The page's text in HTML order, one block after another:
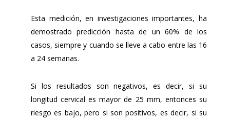
Esta medición, en investigaciones importantes, ha
demostrado predicción hasta de un 60% de los
casos, siempre y cuando se lleve a cabo entre las 16
a 24 semanas.
Si los resultados son negativos, es decir, si su
longitud cervical es mayor de 25 mm, entonces su
riesgo es bajo, pero si son positivos, es decir, si su